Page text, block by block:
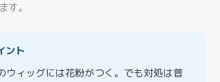
す。
ント
ウィッグには花粉がつく。でも対処は普